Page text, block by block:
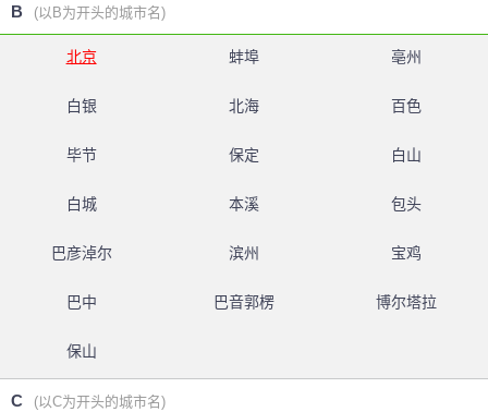
B (以B为开头的城市名)
北京 蚌埠 亳州
白银 北海 百色
毕节 保定 白山
白城 本溪 包头
巴彦淖尔 滨州 宝鸡
巴中 巴音郭楞 博尔塔拉
保山
C (以C为开头的城市名)